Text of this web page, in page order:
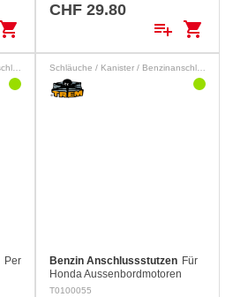
shopping_cart
CHF 29.80
playlist_add shopping_cart
Schläuche / Kanister / Benzinanschlüsse
Per
Schläuche / Kanister / Benzinanschlüsse
Benzin Anschlussstutzen Für
Honda Aussenbordmotoren
(Buchse)
T0100055